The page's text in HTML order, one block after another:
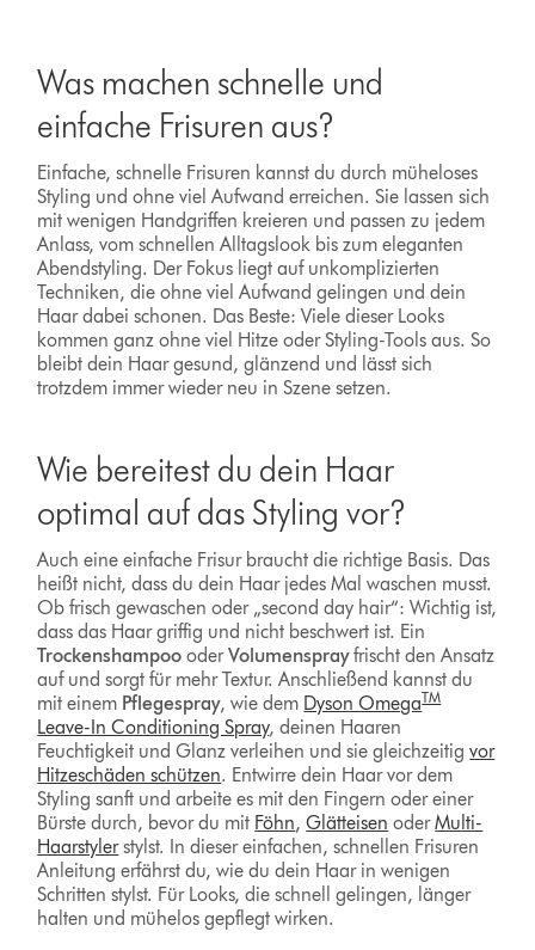
Was machen schnelle und
einfache Frisuren aus?
Einfache, schnelle Frisuren kannst du durch müheloses
Styling und ohne viel Aufwand erreichen. Sie lassen sich
mit wenigen Handgriffen kreieren und passen zu jedem
Anlass, vom schnellen Alltagslook bis zum eleganten
Abendstyling. Der Fokus liegt auf unkomplizierten
Techniken, die ohne viel Aufwand gelingen und dein
Haar dabei schonen. Das Beste: Viele dieser Looks
kommen ganz ohne viel Hitze oder Styling-Tools aus. So
bleibt dein Haar gesund, glänzend und lässt sich
trotzdem immer wieder neu in Szene setzen.
Wie bereitest du dein Haar
optimal auf das Styling vor?
Auch eine einfache Frisur braucht die richtige Basis. Das
heißt nicht, dass du dein Haar jedes Mal waschen musst.
Ob frisch gewaschen oder „second day hair“: Wichtig ist,
dass das Haar griffig und nicht beschwert ist. Ein
Trockenshampoo oderVolumensprayfrischt den Ansatz
auf und sorgt für mehr Textur. Anschließend kannst du
mit einem Pflegespray, wie dem Dyson OmegaTM
Leave-In Conditioning Spray, deinen Haaren
Feuchtigkeit und Glanz verleihen und sie gleichzeitigvor
Hitzeschäden schützen. Entwirre dein Haar vor dem
Styling sanft und arbeite es mit den Fingern oder einer
Bürste durch, bevor du mit Föhn,Glätteisen oderMulti-
Haarstylerstylst. In dieser einfachen, schnellen Frisuren
Anleitung erfährst du, wie du dein Haar in wenigen
Schritten stylst. Für Looks, die schnell gelingen, länger
halten und mühelos gepflegt wirken.